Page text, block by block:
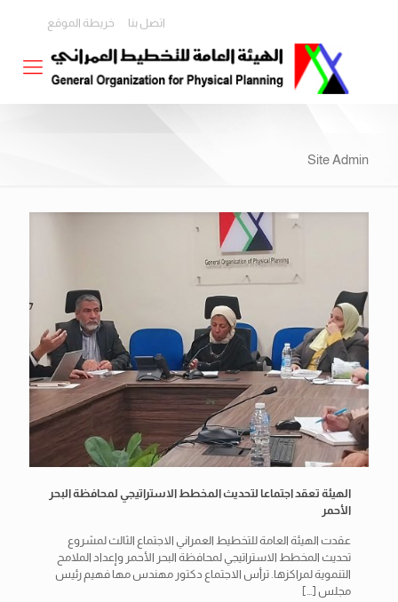
اتصل بنا خريطة الموقع
Site Admin
الهيئة تعقد اجتماعا لتحديث المخطط الاستراتيجي لمحافظة البحر
الأحمر
عقدت الهيئة العامة للتخطيط العمراني الاجتماع الثالث لمشروع
تحديث المخطط الاستراتيجي لمحافظة البحر الأحمر وإعداد الملامح
التنموية لمراكزها. ترأس الاجتماع دكتور مهندس مها فهيم رئيس
مجلس […]